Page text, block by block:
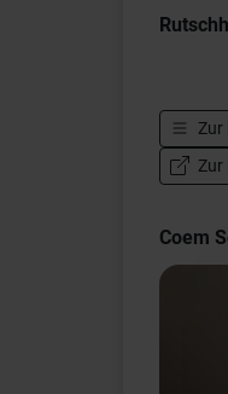
Zur
Zur
Coem